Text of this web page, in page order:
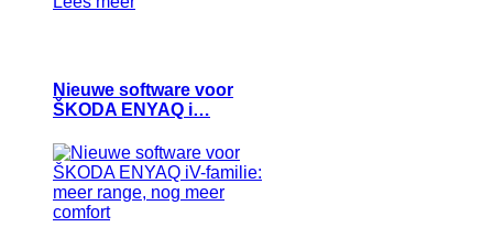
Nieuwe software voor
ŠKODA ENYAQ i…